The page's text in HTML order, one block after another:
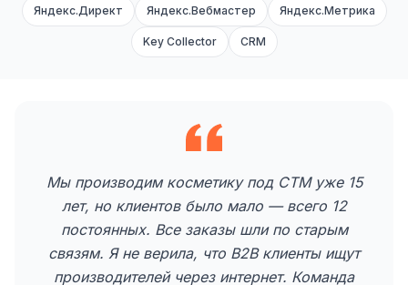
Яндекс.Директ Яндекс.Вебмастер Яндекс.Метрика
Key Collector CRM
Мы производим косметику под СТМ уже 15
лет, но клиентов было мало — всего 12
постоянных. Все заказы шли по старым
связям. Я не верила, что B2B клиенты ищут
производителей через интернет. Команда